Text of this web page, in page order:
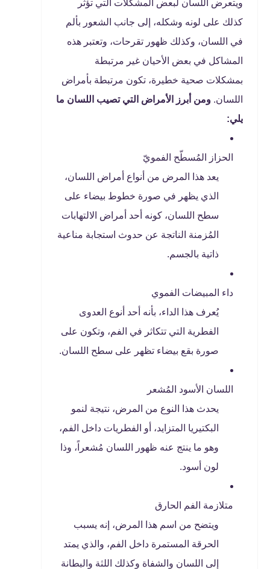
ويتعرض اللسان لبعض المشكلات التي تؤثر
كذلك على لونه وشكله، إلى جانب الشعور بألم
في اللسان، وكذلك ظهور تقرحات، وتعتبر هذه
المشاكل في بعض الأحيان غير مرتبطة
بمشكلات صحية خطيرة، تكون مرتبطة بأمراض
اللسان. ومن أبرز الأمراض التي تصيب اللسان ما
يلي:
الحزاز المُسطّح الفمويّ
يعد هذا المرض من أنواع أمراض اللسان،
الذي يظهر في صورة خطوط بيضاء على
سطح اللسان، كونه أحد أمراض الالتهابات
المُزمنة الناتجة عن حدوث استجابة مناعية
ذاتية بالجسم.
داء المبيضات الفموي
يُعرف هذا الداء، بأنه أحد أنوع العدوى
الفطرية التي تتكاثر في الفم، وتكون على
صورة بقع بيضاء تظهر على سطح اللسان.
اللسان الأسود المُشعر
يحدث هذا النوع من المرض، نتيجة لنمو
البكتيريا المتزايد، أو الفطريات داخل الفم،
وهو ما ينتج عنه ظهور اللسان مُشعراً، وذا
لون أسود.
متلازمة الفم الحارق
ويتضح من اسم هذا المرض، إنه يسبب
الحرقة المستمرة داخل الفم، والذي يمتد
إلى اللسان والشفاة وكذلك اللثة والبطانة